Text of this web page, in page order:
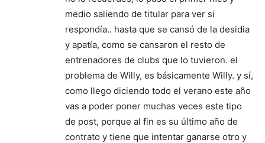
medio saliendo de titular para ver si
respondía.. hasta que se cansó de la desidia
y apatía, como se cansaron el resto de
entrenadores de clubs que lo tuvieron. el
problema de Willy, es básicamente Willy. y sí,
como llego diciendo todo el verano este año
vas a poder poner muchas veces este tipo
de post, porque al fin es su último año de
contrato y tiene que intentar ganarse otro y